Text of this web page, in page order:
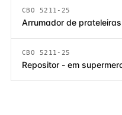
CBO 5211-25
Arrumador de
CBO 5211-25
Repositor - em